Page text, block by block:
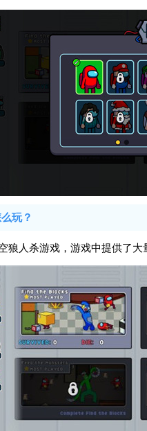
玩？
狼人杀游戏，游戏中提供了